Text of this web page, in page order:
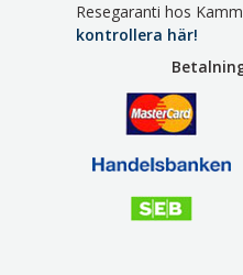
Resegaranti hos
kontrollera här!